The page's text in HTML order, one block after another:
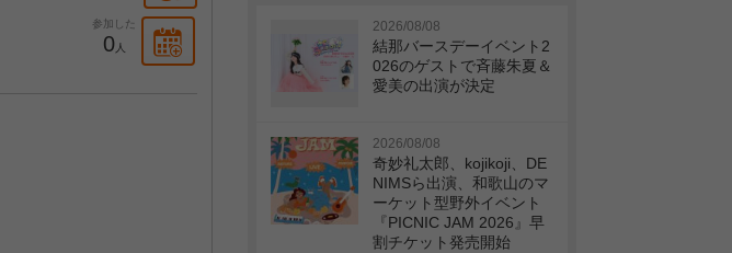
参加した
0人
2026/08/08
結那バースデーイベント2
026のゲストで斉藤朱夏＆
愛美の出演が決定
2026/08/08
奇妙礼太郎、kojikoji、DE
NIMSら出演、和歌山のマ
ーケット型野外イベント
『PICNIC JAM 2026』早
割チケット発売開始